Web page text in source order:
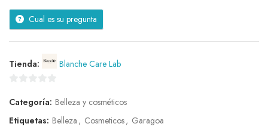
Cual es su pregunta
Tienda: Blanche Care Lab
de
5
Categoría: Belleza y cosméticos
Etiquetas: Belleza , Cosmeticos, Garagoa